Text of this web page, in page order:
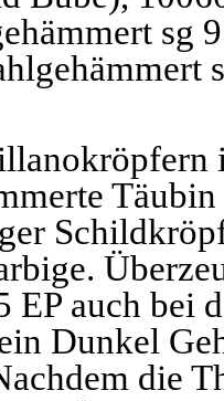
sg
EP auch bei
Dunkel
die